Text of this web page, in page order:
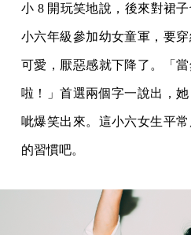
小 8 開玩笑地說，後來對裙
小六年級參加幼女童軍，要
可愛，厭惡感就下降了。「
啦！」首選兩個字一說出，
呲爆笑出來。這小六女生平
的習慣吧。